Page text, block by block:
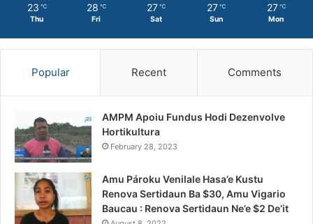
23 ℃
Thu
28 ℃
Fri
27 ℃
Sat
27 ℃
Sun
27 ℃
Mon
Popular Recent Comments
AMPM Apoiu Fundus Hodi Dezenvolve
Hortikultura
February 28, 2023
Amu Pároku Venilale Hasa’e Kustu
Renova Sertidaun Ba $30, Amu Vigario
Baucau : Renova Sertidaun Ne’e $2 De’it